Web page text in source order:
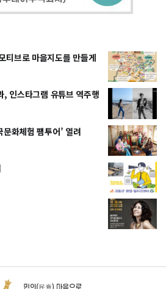
티브로 마을지도를 만들게
인스타그램 유튜브 역주행
화체험 팸투어’ 열려